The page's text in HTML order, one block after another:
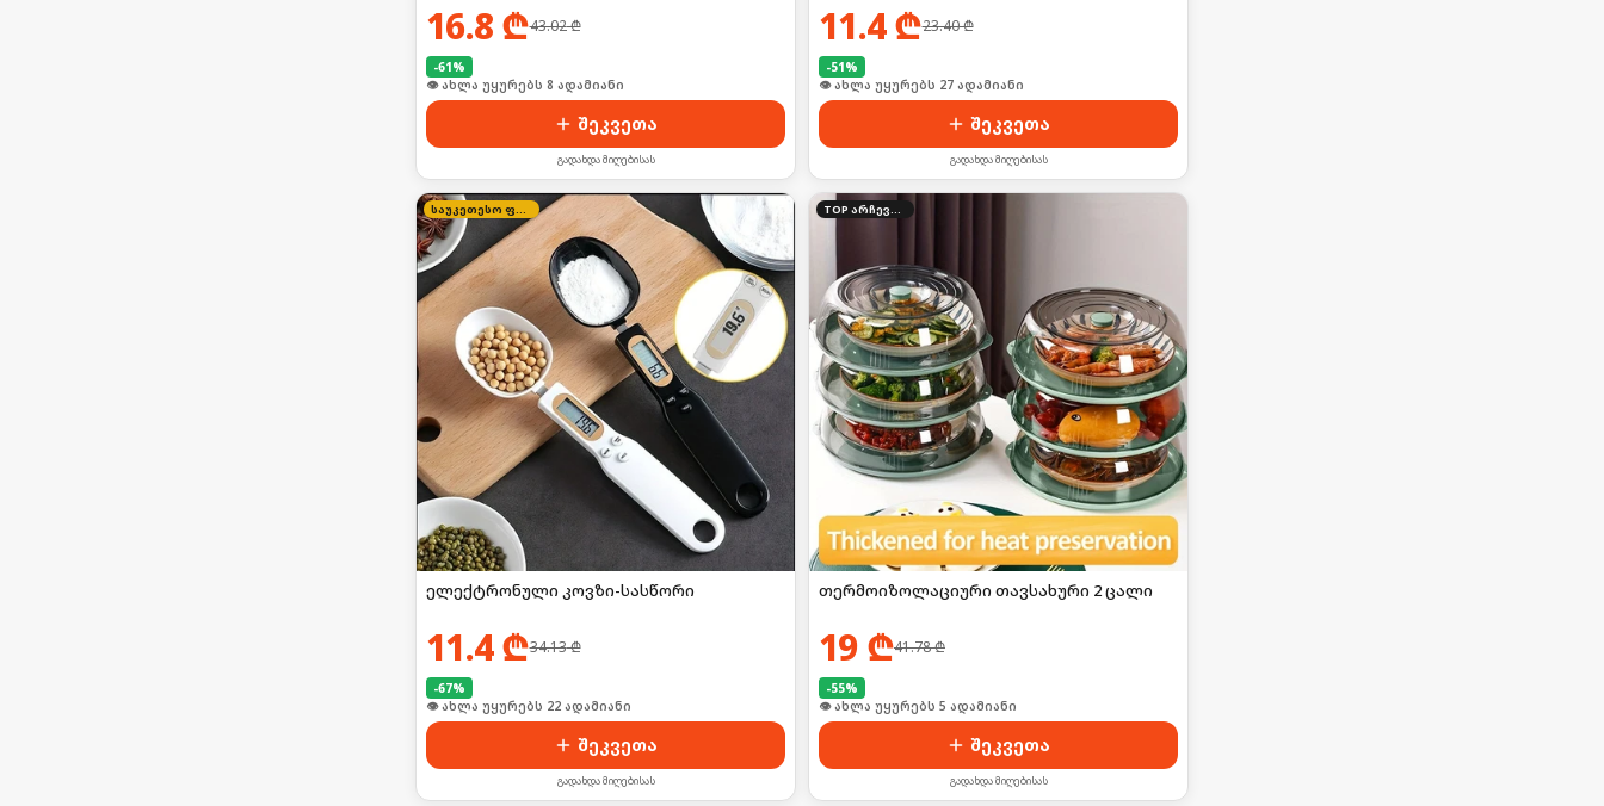
16.8₾43.02₾
-61%
👁 ახლა უყურებს 8 ადამიანი
შეკვეთა
გადახდა მიღებისას
11.4₾23.40₾
-51%
👁 ახლა უყურებს 27 ადამიანი
შეკვეთა
გადახდა მიღებისას
საუკეთესო ფასი
ელექტრონული კოვზი-სასწორი
11.4₾34.13₾
-67%
🛒 ბოლო 24სთ-ში იყიდა 35-მა
შეკვეთა
გადახდა მიღებისას
TOP არჩევანი
თერმოიზოლაციური თავსახური 2 ცალი
19₾41.78₾
-55%
🛒 ბოლო 24სთ-ში იყიდა 8-მა
შეკვეთა
გადახდა მიღებისას